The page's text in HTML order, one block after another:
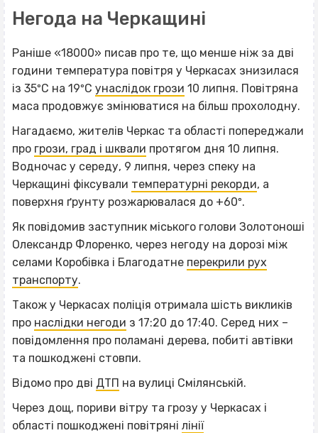
Негода на Черкащині
Раніше «18000» писав про те, що менше ніж за дві
години температура повітря у Черкасах знизилася
із 35ºС на 19ºС унаслідок грози 10 липня. Повітряна
маса продовжує змінюватися на більш прохолодну.
Нагадаємо, жителів Черкас та області попереджали
про грози, град і шквали протягом дня 10 липня.
Водночас у середу, 9 липня, через спеку на
Черкащині фіксували температурні рекорди, а
поверхня ґрунту розжарювалася до +60º.
Як повідомив заступник міського голови Золотоноші
Олександр Флоренко, через негоду на дорозі між
селами Коробівка і Благодатне перекрили рух
транспорту.
Також у Черкасах поліція отримала шість викликів
про наслідки негоди з 17:20 до 17:40. Серед них –
повідомлення про поламані дерева, побиті автівки
та пошкоджені стовпи.
Відомо про дві ДТП на вулиці Смілянській.
Через дощ, пориви вітру та грозу у Черкасах і
області пошкоджені повітряні лінії